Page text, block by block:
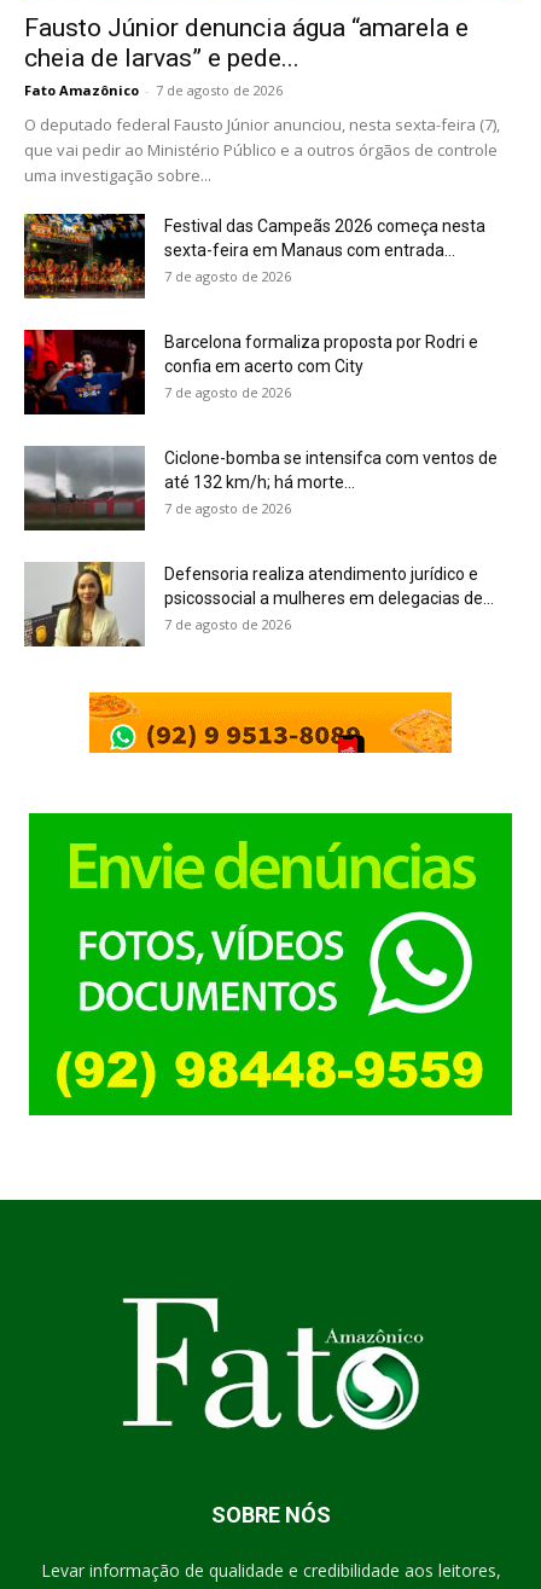
Fausto Júnior denuncia água “amarela e
cheia de larvas” e pede...
Fato Amazônico - 7 de agosto de 2026
O deputado federal Fausto Júnior anunciou, nesta sexta-feira (7),
que vai pedir ao Ministério Público e a outros órgãos de controle
uma investigação sobre...
Festival das Campeãs 2026 começa nesta
sexta-feira em Manaus com entrada...
7 de agosto de 2026
Barcelona formaliza proposta por Rodri e
confia em acerto com City
7 de agosto de 2026
Ciclone-bomba se intensifca com ventos de
até 132 km/h; há morte...
7 de agosto de 2026
Defensoria realiza atendimento jurídico e
psicossocial a mulheres em delegacias de...
7 de agosto de 2026
SOBRE NÓS
Levar informação de qualidade e credibilidade aos leitores,